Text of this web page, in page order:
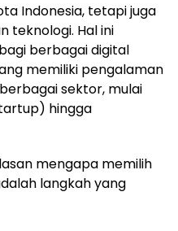
Indonesia, tetapi juga
teknologi. Hal ini
berbagai digital
memiliki pengalaman
sektor, mulai
hingga
mengapa memilih
langkah yang